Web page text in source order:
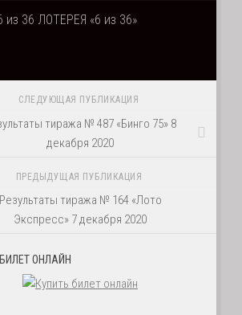
ЛОТЕРЕЯ «6 из 36»
СЛЕДУЮЩАЯ ПУБЛИКАЦИЯ
тиража № 487 «Бинго 75» 8
декабря 2020
ПРЕДЫДУЩАЯ ПУБЛИКАЦИЯ
Результаты тиража № 164 «Лото
Экспресс» 7 декабря 2020
ОНЛАЙН